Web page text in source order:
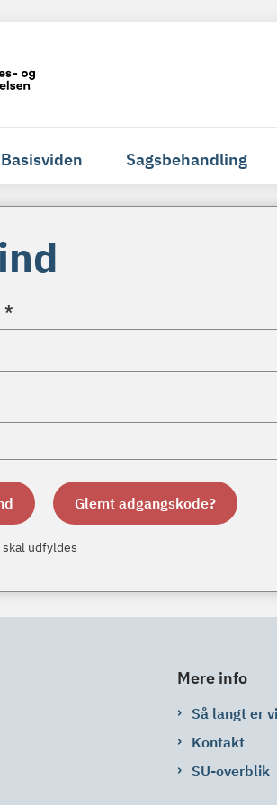
Basisviden Sagsbehandling
*
Glemt adgangskode?
udfyldes
Mere info
Så langt er
Kontakt
SU-overblik